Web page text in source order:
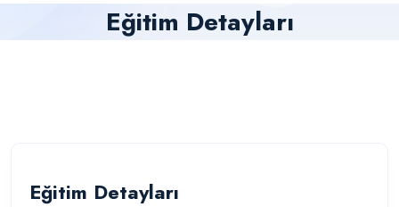
Eğitim Detayları
Eğitim Detayları